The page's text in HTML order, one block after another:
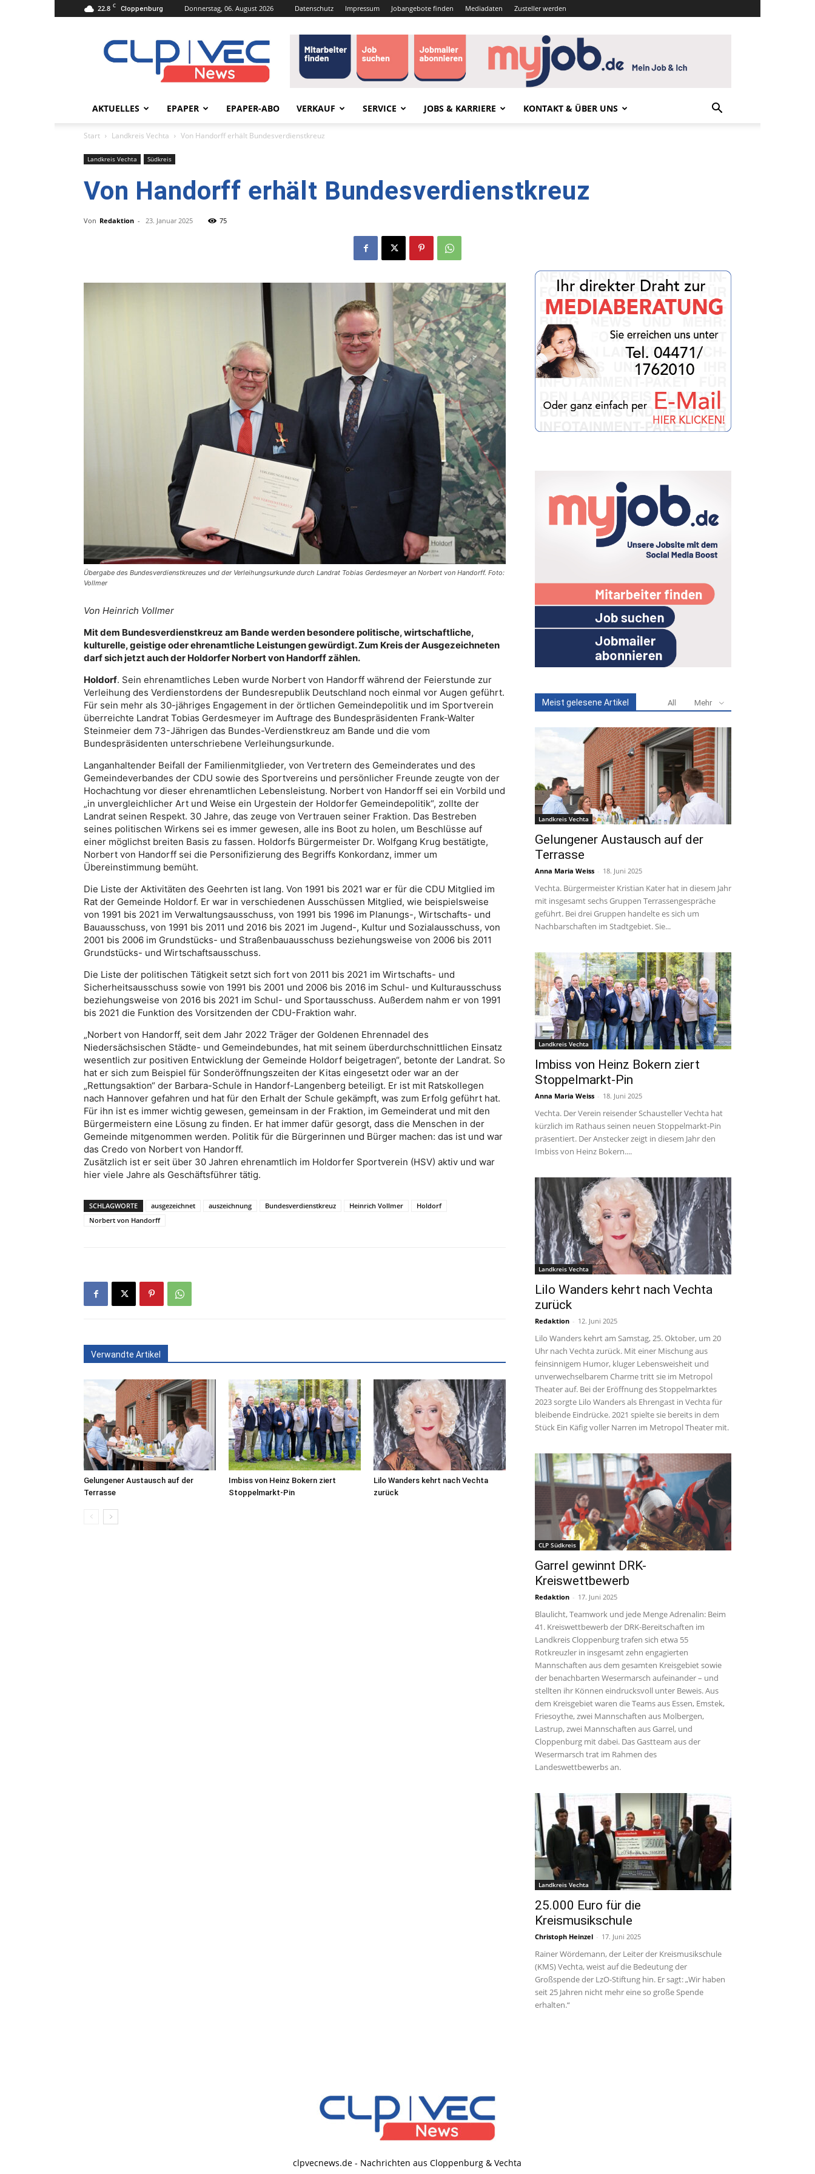
22.8 C Cloppenburg Donnerstag, 06. August 2026 Datenschutz Impressum Jobangebote finden Mediadaten Zusteller werden
clpvecnews.de
AKTUELLES EPAPER EPAPER-ABO VERKAUF SERVICE JOBS & KARRIERE KONTAKT & ÜBER UNS
Start Landkreis Vechta Von Handorff erhält Bundesverdienstkreuz
Landkreis Vechta Südkreis
Von Handorff erhält Bundesverdienstkreuz
Von Redaktion - 23. Januar 2025 75
Übergabe des Bundesverdienstkreuzes und der Verleihungsurkunde durch Landrat Tobias Gerdesmeyer an Norbert von Handorff. Foto:
Vollmer
Von Heinrich Vollmer
Mit dem Bundesverdienstkreuz am Bande werden besondere politische, wirtschaftliche,
kulturelle, geistige oder ehrenamtliche Leistungen gewürdigt. Zum Kreis der Ausgezeichneten
darf sich jetzt auch der Holdorfer Norbert von Handorff zählen.
Holdorf. Sein ehrenamtliches Leben wurde Norbert von Handorff während der Feierstunde zur
Verleihung des Verdienstordens der Bundesrepublik Deutschland noch einmal vor Augen geführt.
Für sein mehr als 30-jähriges Engagement in der örtlichen Gemeindepolitik und im Sportverein
überreichte Landrat Tobias Gerdesmeyer im Auftrage des Bundespräsidenten Frank-Walter
Steinmeier dem 73-Jährigen das Bundes-Verdienstkreuz am Bande und die vom
Bundespräsidenten unterschriebene Verleihungsurkunde.
Langanhaltender Beifall der Familienmitglieder, von Vertretern des Gemeinderates und des
Gemeindeverbandes der CDU sowie des Sportvereins und persönlicher Freunde zeugte von der
Hochachtung vor dieser ehrenamtlichen Lebensleistung. Norbert von Handorff sei ein Vorbild und
„in unvergleichlicher Art und Weise ein Urgestein der Holdorfer Gemeindepolitik“, zollte der
Landrat seinen Respekt. 30 Jahre, das zeuge von Vertrauen seiner Fraktion. Das Bestreben
seines politischen Wirkens sei es immer gewesen, alle ins Boot zu holen, um Beschlüsse auf
einer möglichst breiten Basis zu fassen. Holdorfs Bürgermeister Dr. Wolfgang Krug bestätigte,
Norbert von Handorff sei die Personifizierung des Begriffs Konkordanz, immer um
Übereinstimmung bemüht.
Die Liste der Aktivitäten des Geehrten ist lang. Von 1991 bis 2021 war er für die CDU Mitglied im
Rat der Gemeinde Holdorf. Er war in verschiedenen Ausschüssen Mitglied, wie beispielsweise
von 1991 bis 2021 im Verwaltungsausschuss, von 1991 bis 1996 im Planungs-, Wirtschafts- und
Bauausschuss, von 1991 bis 2011 und 2016 bis 2021 im Jugend-, Kultur und Sozialausschuss, von
2001 bis 2006 im Grundstücks- und Straßenbauausschuss beziehungsweise von 2006 bis 2011
Grundstücks- und Wirtschaftsausschuss.
Die Liste der politischen Tätigkeit setzt sich fort von 2011 bis 2021 im Wirtschafts- und
Sicherheitsausschuss sowie von 1991 bis 2001 und 2006 bis 2016 im Schul- und Kulturausschuss
beziehungsweise von 2016 bis 2021 im Schul- und Sportausschuss. Außerdem nahm er von 1991
bis 2021 die Funktion des Vorsitzenden der CDU-Fraktion wahr.
„Norbert von Handorff, seit dem Jahr 2022 Träger der Goldenen Ehrennadel des
Niedersächsischen Städte- und Gemeindebundes, hat mit seinem überdurchschnittlichen Einsatz
wesentlich zur positiven Entwicklung der Gemeinde Holdorf beigetragen“, betonte der Landrat. So
hat er sich zum Beispiel für Sonderöffnungszeiten der Kitas eingesetzt oder war an der
„Rettungsaktion“ der Barbara-Schule in Handorf-Langenberg beteiligt. Er ist mit Ratskollegen
nach Hannover gefahren und hat für den Erhalt der Schule gekämpft, was zum Erfolg geführt hat.
Für ihn ist es immer wichtig gewesen, gemeinsam in der Fraktion, im Gemeinderat und mit den
Bürgermeistern eine Lösung zu finden. Er hat immer dafür gesorgt, dass die Menschen in der
Gemeinde mitgenommen werden. Politik für die Bürgerinnen und Bürger machen: das ist und war
das Credo von Norbert von Handorff.
Zusätzlich ist er seit über 30 Jahren ehrenamtlich im Holdorfer Sportverein (HSV) aktiv und war
hier viele Jahre als Geschäftsführer tätig.
SCHLAGWORTE ausgezeichnet auszeichnung Bundesverdienstkreuz Heinrich Vollmer
Holdorf
Norbert von Handorff
Verwandte Artikel
Gelungener Austausch auf der
Terrasse
Imbiss von Heinz Bokern ziert
Stoppelmarkt-Pin
Lilo Wanders kehrt nach Vechta
zurück
Meist gelesene Artikel All Mehr
Landkreis Vechta
Gelungener Austausch auf der
Terrasse
Anna Maria Weiss - 18. Juni 2025
Vechta. Bürgermeister Kristian Kater hat in diesem Jahr
mit insgesamt sechs Gruppen Terrassengespräche
geführt. Bei drei Gruppen handelte es sich um
Nachbarschaften im Stadtgebiet. Sie...
Landkreis Vechta
Imbiss von Heinz Bokern ziert
Stoppelmarkt-Pin
Anna Maria Weiss - 18. Juni 2025
Vechta. Der Verein reisender Schausteller Vechta hat
kürzlich im Rathaus seinen neuen Stoppelmarkt-Pin
präsentiert. Der Anstecker zeigt in diesem Jahr den
Imbiss von Heinz Bokern....
Landkreis Vechta
Lilo Wanders kehrt nach Vechta
zurück
Redaktion - 12. Juni 2025
Lilo Wanders kehrt am Samstag, 25. Oktober, um 20
Uhr nach Vechta zurück. Mit einer Mischung aus
feinsinnigem Humor, kluger Lebensweisheit und
unverwechselbarem Charme tritt sie im Metropol
Theater auf. Bei der Eröffnung des Stoppelmarktes
2023 sorgte Lilo Wanders als Ehrengast in Vechta für
bleibende Eindrücke. 2021 spielte sie bereits in dem
Stück Ein Käfig voller Narren im Metropol Theater mit.
CLP Südkreis
Garrel gewinnt DRK-
Kreiswettbewerb
Redaktion - 17. Juni 2025
Blaulicht, Teamwork und jede Menge Adrenalin: Beim
41. Kreiswettbewerb der DRK-Bereitschaften im
Landkreis Cloppenburg trafen sich etwa 55
Rotkreuzler in insgesamt zehn engagierten
Mannschaften aus dem gesamten Kreisgebiet sowie
der benachbarten Wesermarsch aufeinander – und
stellten ihr Können eindrucksvoll unter Beweis. Aus
dem Kreisgebiet waren die Teams aus Essen, Emstek,
Friesoythe, zwei Mannschaften aus Molbergen,
Lastrup, zwei Mannschaften aus Garrel, und
Cloppenburg mit dabei. Das Gastteam aus der
Wesermarsch trat im Rahmen des
Landeswettbewerbs an.
Landkreis Vechta
25.000 Euro für die
Kreismusikschule
Christoph Heinzel - 17. Juni 2025
Rainer Wördemann, der Leiter der Kreismusikschule
(KMS) Vechta, weist auf die Bedeutung der
Großspende der LzO-Stiftung hin. Er sagt: „Wir haben
seit 25 Jahren nicht mehr eine so große Spende
erhalten.“
clpvecnews.de - Nachrichten aus Cloppenburg & Vechta